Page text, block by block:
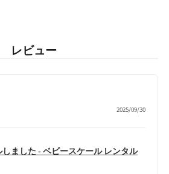
レビュー
2025/09/30
ました - ベビースケール レンタル